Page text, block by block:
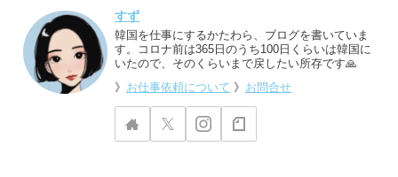
すず
韓国を仕事にするかたわら、ブログを書いていま
す。コロナ前は365日のうち100日くらいは韓国に
いたので、そのくらいまで戻したい所存です🙏
》 お仕事依頼について 》 お問合せ